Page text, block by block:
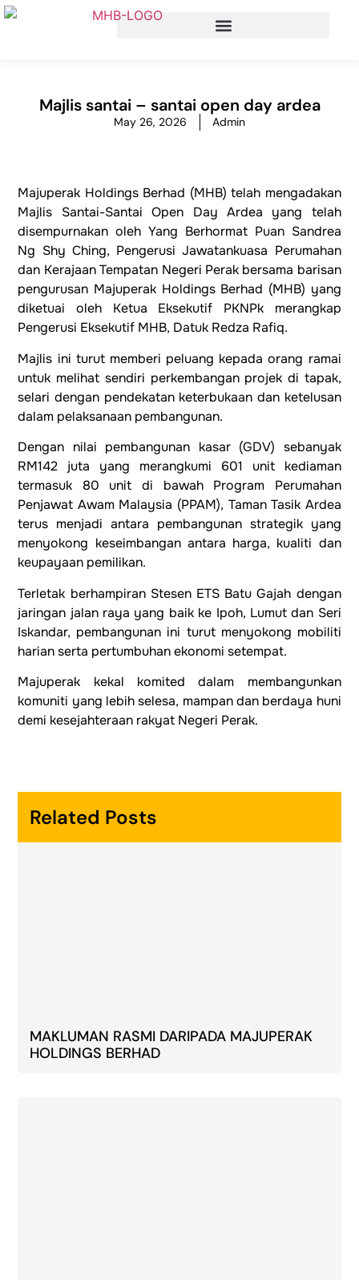
Majlis santai – santai open day ardea
May 26, 2026 Admin
Majuperak Holdings Berhad (MHB) telah mengadakan
Majlis Santai-Santai Open Day Ardea yang telah
disempurnakan oleh Yang Berhormat Puan Sandrea
Ng Shy Ching, Pengerusi Jawatankuasa Perumahan
dan Kerajaan Tempatan Negeri Perak bersama barisan
pengurusan Majuperak Holdings Berhad (MHB) yang
diketuai oleh Ketua Eksekutif PKNPk merangkap
Pengerusi Eksekutif MHB, Datuk Redza Rafiq.
Majlis ini turut memberi peluang kepada orang ramai
untuk melihat sendiri perkembangan projek di tapak,
selari dengan pendekatan keterbukaan dan ketelusan
dalam pelaksanaan pembangunan.
Dengan nilai pembangunan kasar (GDV) sebanyak
RM142 juta yang merangkumi 601 unit kediaman
termasuk 80 unit di bawah Program Perumahan
Penjawat Awam Malaysia (PPAM), Taman Tasik Ardea
terus menjadi antara pembangunan strategik yang
menyokong keseimbangan antara harga, kualiti dan
keupayaan pemilikan.
Terletak berhampiran Stesen ETS Batu Gajah dengan
jaringan jalan raya yang baik ke Ipoh, Lumut dan Seri
Iskandar, pembangunan ini turut menyokong mobiliti
harian serta pertumbuhan ekonomi setempat.
Majuperak kekal komited dalam membangunkan
komuniti yang lebih selesa, mampan dan berdaya huni
demi kesejahteraan rakyat Negeri Perak.
Related Posts
MAKLUMAN RASMI DARIPADA MAJUPERAK
HOLDINGS BERHAD